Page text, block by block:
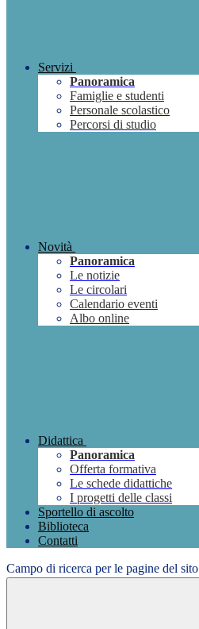
Servizi
Panoramica
Famiglie e studenti
Personale scolastico
Percorsi di studio
Novità
Panoramica
Le notizie
Le circolari
Calendario eventi
Albo online
Didattica
Panoramica
Offerta formativa
Le schede didattiche
I progetti delle classi
Sportello di ascolto
Biblioteca
Contatti
Campo di ricerca per le pagine del sito